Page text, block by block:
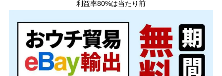
利益率80%は当たり前